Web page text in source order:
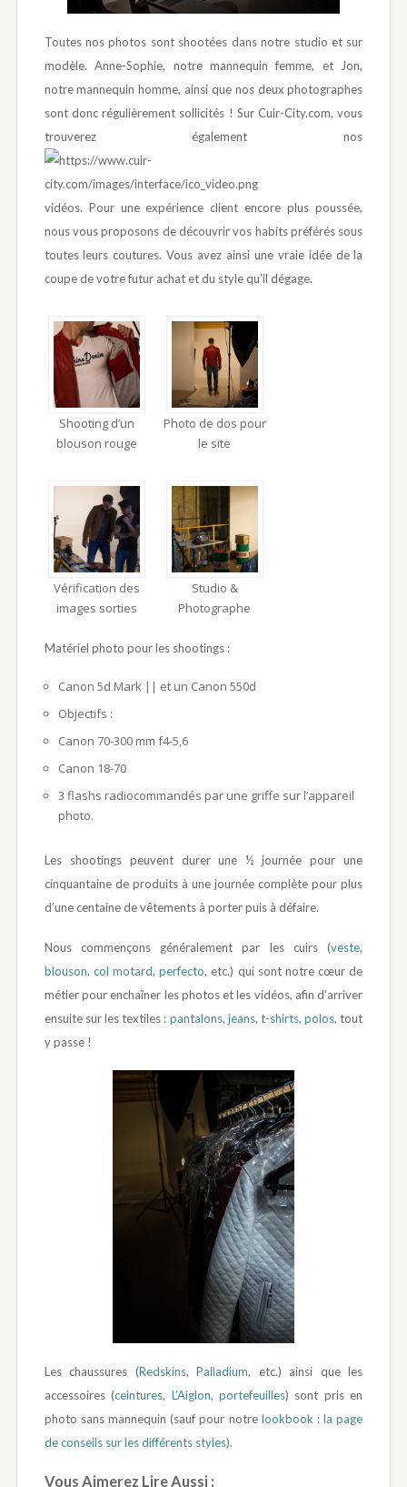
Toutes nos photos sont shootées dans notre studio et sur
modèle. Anne-Sophie, notre mannequin femme, et Jon,
notre mannequin homme, ainsi que nos deux photographes
sont donc régulièrement sollicités ! Sur Cuir-City.com, vous
trouverez également nos
vidéos. Pour une expérience client encore plus poussée,
nous vous proposons de découvrir vos habits préférés sous
toutes leurs coutures. Vous avez ainsi une vraie idée de la
coupe de votre futur achat et du style qu’il dégage.
Shooting d’un
blouson rouge
Photo de dos pour
le site
Vérification des
images sorties
Studio &
Photographe
Matériel photo pour les shootings :
Canon 5d Mark || et un Canon 550d
Objectifs :
Canon 70-300 mm f4-5,6
Canon 18-70
3 flashs radiocommandés par une griffe sur l’appareil
photo.
Les shootings peuvent durer une ½ journée pour une
cinquantaine de produits à une journée complète pour plus
d’une centaine de vêtements à porter puis à défaire.
Nous commençons généralement par les cuirs (veste,
blouson, col motard,perfecto, etc.) qui sont notre cœur de
métier pour enchaîner les photos et les vidéos, afin d’arriver
ensuite sur les textiles : pantalons, jeans,t-shirts, polos, tout
y passe !
Les chaussures (Redskins,Palladium, etc.) ainsi que les
accessoires (ceintures, L’Aiglon, portefeuilles) sont pris en
photo sans mannequin (sauf pour notrelookbook : la page
de conseils sur les différents styles).
Vous Aimerez Lire Aussi :